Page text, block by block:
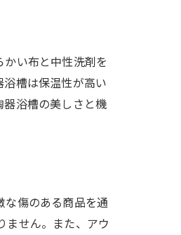
い布と中性洗剤を
槽は保温性が高い
浴槽の美しさと機
な傷のある商品を通
ません。また、アウ